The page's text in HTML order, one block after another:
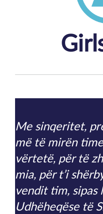
Me sinqeritet,
më të mirën
vërtetë, për të
mia, për t’i
vendit tim, sipas
Udhëheqëse të